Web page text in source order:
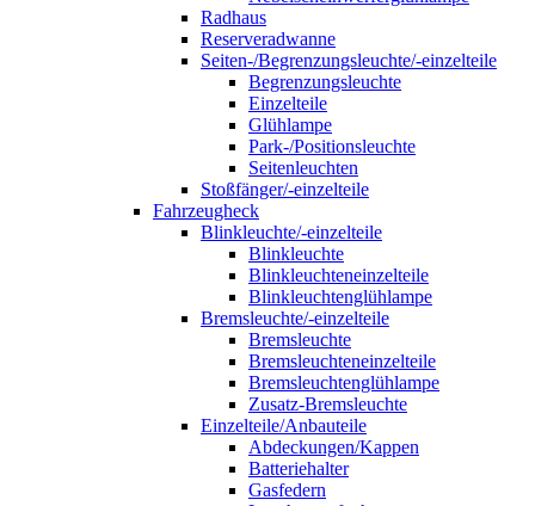
Radhaus
Reserveradwanne
Seiten-/Begrenzungsleuchte/-einzelteile
Begrenzungsleuchte
Einzelteile
Glühlampe
Park-/Positionsleuchte
Seitenleuchten
Stoßfänger/-einzelteile
Fahrzeugheck
Blinkleuchte/-einzelteile
Blinkleuchte
Blinkleuchteneinzelteile
Blinkleuchtenglühlampe
Bremsleuchte/-einzelteile
Bremsleuchte
Bremsleuchteneinzelteile
Bremsleuchtenglühlampe
Zusatz-Bremsleuchte
Einzelteile/Anbauteile
Abdeckungen/Kappen
Batteriehalter
Gasfedern